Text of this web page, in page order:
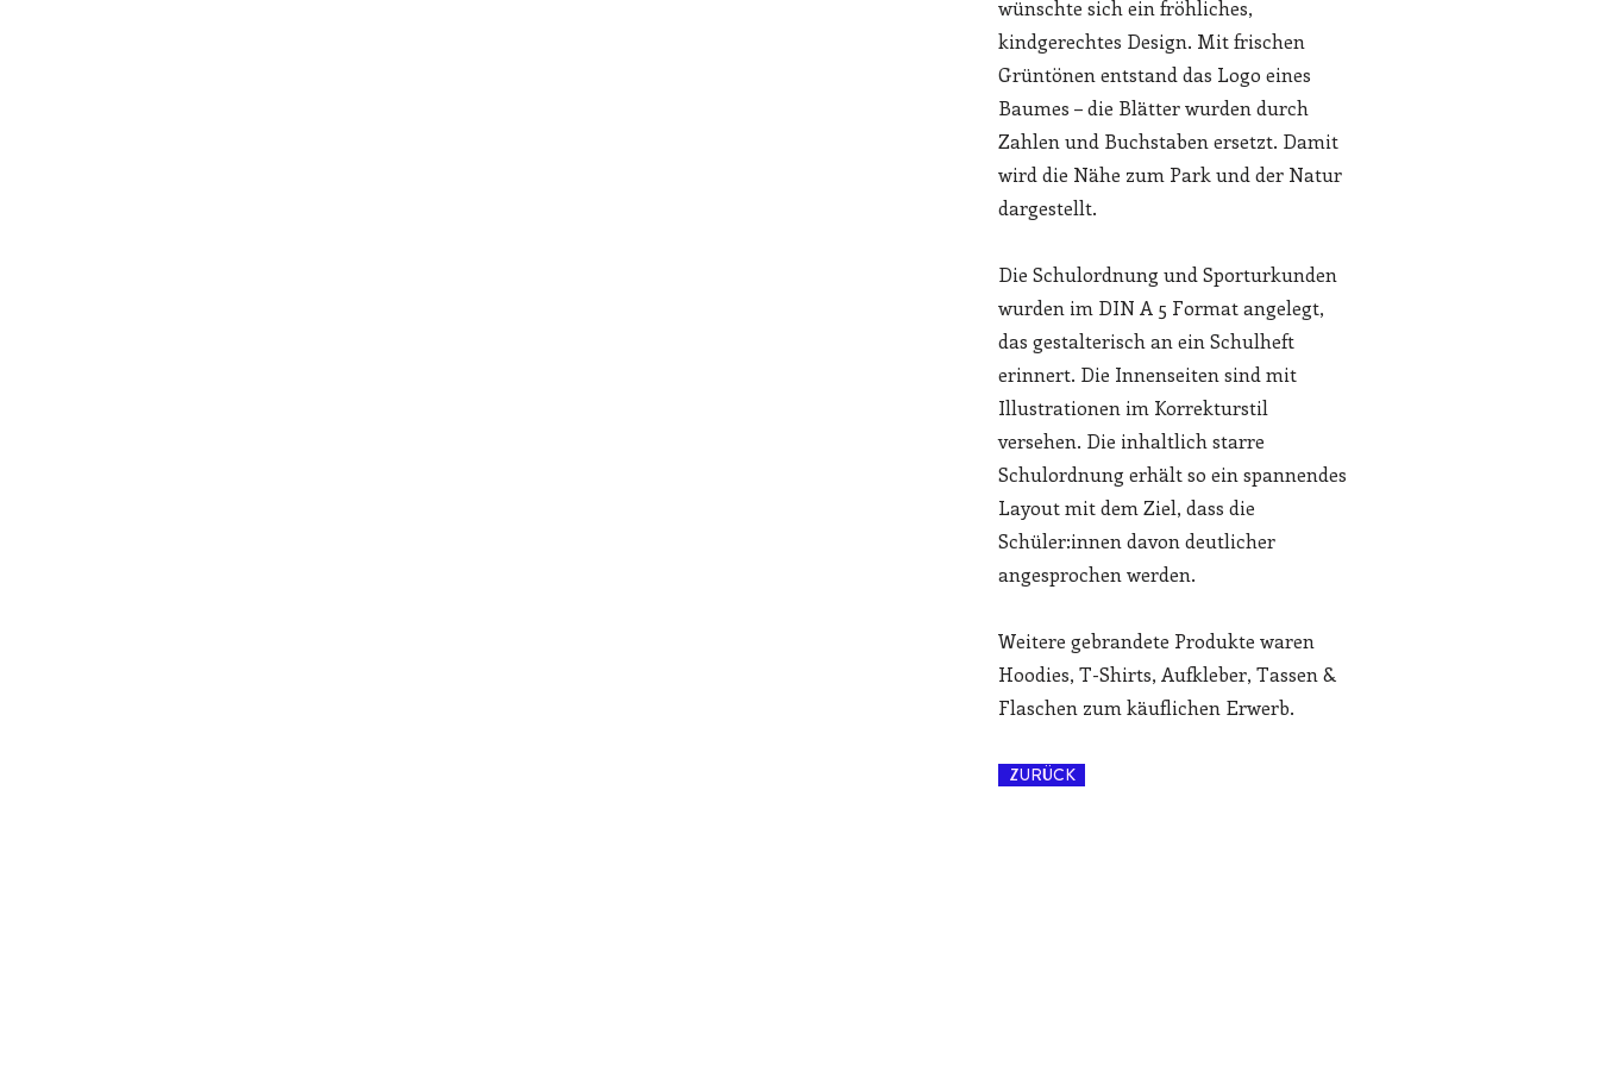
wünschte sich ein fröhliches,
kindgerechtes Design. Mit frischen
Grüntönen entstand das Logo eines
Baumes – die Blätter wurden durch
Zahlen und Buchstaben ersetzt. Damit
wird die Nähe zum Park und der Natur
dargestellt.
Die Schulordnung und Sporturkunden
wurden im DIN A 5 Format angelegt,
das gestalterisch an ein Schulheft
erinnert. Die Innenseiten sind mit
Illustrationen im Korrekturstil
versehen. Die inhaltlich starre
Schulordnung erhält so ein spannendes
Layout mit dem Ziel, dass die
Schüler:innen davon deutlicher
angesprochen werden.
Weitere gebrandete Produkte waren
Hoodies, T-Shirts, Aufkleber, Tassen &
Flaschen zum käuflichen Erwerb.
ZURÜCK